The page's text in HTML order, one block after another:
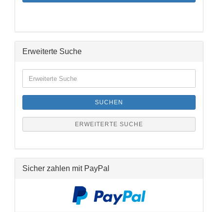
Erweiterte Suche
Suche
SUCHEN
ERWEITERTE SUCHE
Sicher zahlen mit PayPal